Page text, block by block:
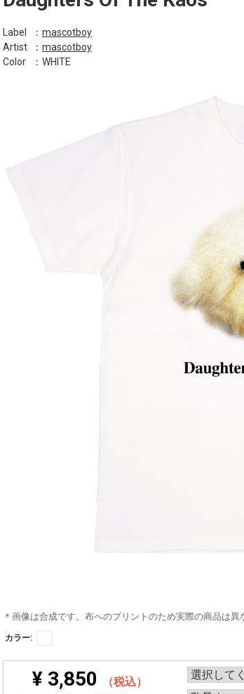
Label ： mascotboy
Artist
： mascotboy
Color
：WHITE
＊画像は合成です。布へのプリントのため実際の商品は異
カラー:
¥ 3,850 （税込）